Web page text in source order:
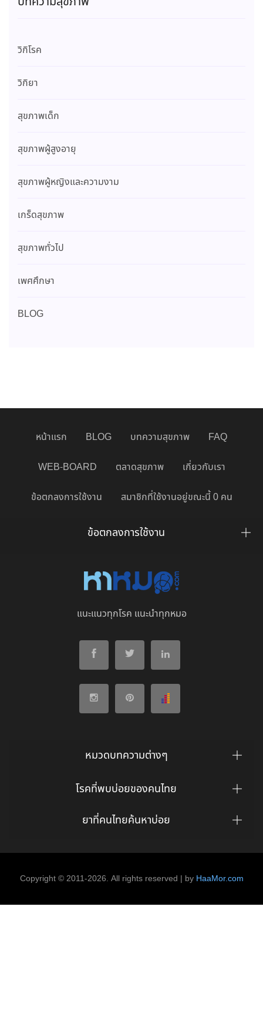
วิกิโรค
วิกิยา
สุขภาพเด็ก
สุขภาพผู้สูงอายุ
สุขภาพผู้หญิงและความงาม
เกร็ดสุขภาพ
สุขภาพทั่วไป
เพศศึกษา
BLOG
หน้าแรก BLOG บทความสุขภาพ FAQ
WEB-BOARD ตลาดสุขภาพ เกี่ยวกับเรา
ข้อตกลงการใช้งาน สมาชิกที่ใช้งานอยู่ขณะนี้ 0 คน
ข้อตกลงการใช้งาน
แนะแนวทุกโรค แนะนำทุกหมอ
หมวดบทความต่างๆ
โรคที่พบบ่อยของคนไทย
ยาที่คนไทยค้นหาบ่อย
Copyright © 2011-2026. All rights reserved | by HaaMor.com